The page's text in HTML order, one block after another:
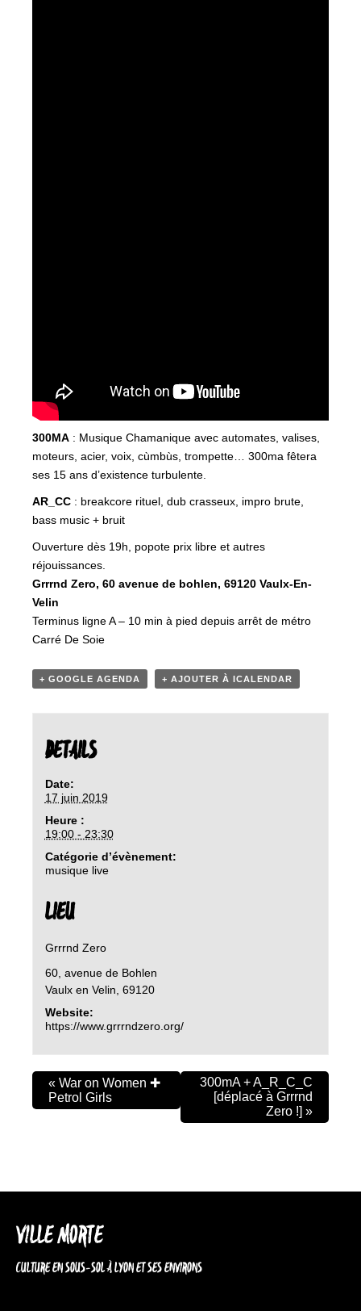
300MA : Musique Chamanique avec automates, valises,
moteurs, acier, voix, cùmbùs, trompette… 300ma fêtera
ses 15 ans d’existence turbulente.
AR_CC : breakcore rituel, dub crasseux, impro brute,
bass music + bruit
Ouverture dès 19h, popote prix libre et autres
réjouissances.
Grrrnd Zero, 60 avenue de bohlen, 69120 Vaulx-En-
Velin
Terminus ligne A – 10 min à pied depuis arrêt de métro
Carré De Soie
+ GOOGLE AGENDA + AJOUTER À ICALENDAR
DETAILS
Date:
17 juin 2019
Heure :
19:00 - 23:30
Catégorie d’évènement:
musique live
LIEU
Grrrnd Zero
60, avenue de Bohlen
Vaulx en Velin 69120
Website:
https://www.grrrndzero.org/
« War on Women ✚
Petrol Girls
300mA + A_R_C_C
[déplacé à Grrrnd
Zero !] »
VILLE MORTE
CULTURE EN SOUS-SOL À LYON ET SES ENVIRONS